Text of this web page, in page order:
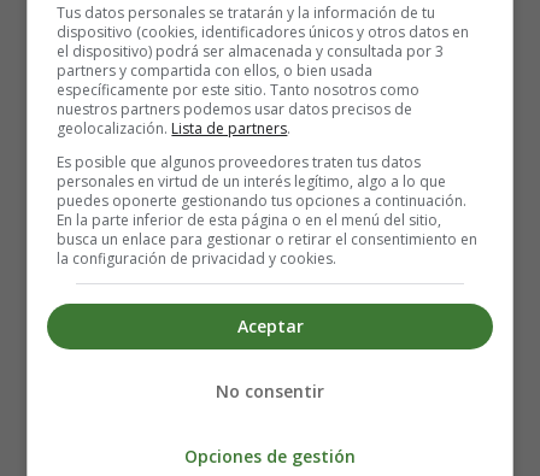
No te has ido de mi vida, vida mía, pero ya te extraño
¿Quién diría? Nadie lo creía y ya vamos pa' un año
De solo pensar en perderte
Las milésimas se vuelven horas
Contigo yo me voy a muerte
Y mucho más cuando estamos a solas
Cuando nos falle la memoria y solo queden las
fotografías
Cuando los años nos pesen y las piernas no caminen
Cuando lo único que pese sea lo que hicimos en vida
Eres el amor de vida, woh-oh-oh-oh
Tus datos personales se tratarán y la información de tu
dispositivo (cookies, identificadores únicos y otros datos en
el dispositivo) podrá ser almacenada y consultada por 3
partners y compartida con ellos, o bien usada
específicamente por este sitio. Tanto nosotros como
nuestros partners podemos usar datos precisos de
geolocalización. Lista de partners.
Es posible que algunos proveedores traten tus datos
personales en virtud de un interés legítimo, algo a lo que
puedes oponerte gestionando tus opciones a continuación.
En la parte inferior de esta página o en el menú del sitio,
busca un enlace para gestionar o retirar el consentimiento en
la configuración de privacidad y cookies.
Aceptar
No consentir
Opciones de gestión